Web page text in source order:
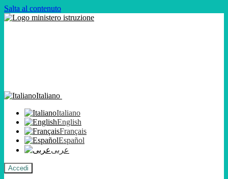
Salta al contenuto
Italiano
Italiano
English
Français
Español
عربى
Accedi